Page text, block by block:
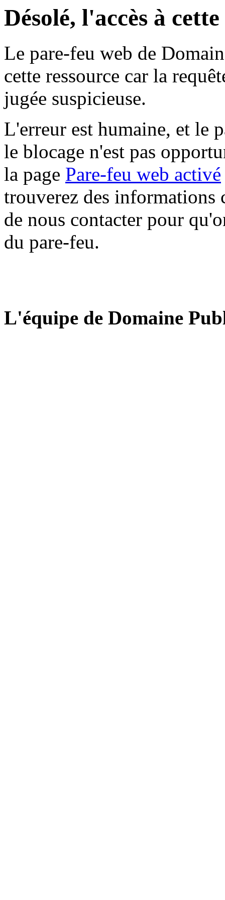
Désolé, l'accès à
Le pare-feu web de
cette ressource car la
jugée suspicieuse.
L'erreur est humaine, et le
le blocage n'est pas
la page Pare-feu web activé
trouverez des informations
de nous contacter pour
du pare-feu.
L'équipe de Domaine